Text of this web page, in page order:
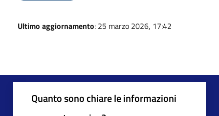
Ultimo aggiornamento: 25 marzo 2026, 17:42
Quanto sono chiare le informazioni